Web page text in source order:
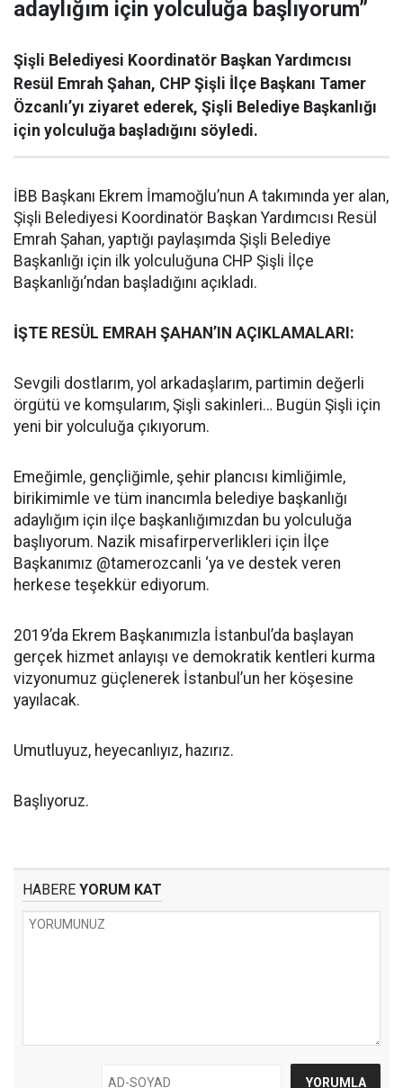
adaylığım için yolculuğa başlıyorum”
Şişli Belediyesi Koordinatör Başkan Yardımcısı
Resül Emrah Şahan, CHP Şişli İlçe Başkanı Tamer
Özcanlı’yı ziyaret ederek, Şişli Belediye Başkanlığı
için yolculuğa başladığını söyledi.
İBB Başkanı Ekrem İmamoğlu’nun A takımında yer alan,
Şişli Belediyesi Koordinatör Başkan Yardımcısı Resül
Emrah Şahan, yaptığı paylaşımda Şişli Belediye
Başkanlığı için ilk yolculuğuna CHP Şişli İlçe
Başkanlığı’ndan başladığını açıkladı.
İŞTE RESÜL EMRAH ŞAHAN’IN AÇIKLAMALARI:
Sevgili dostlarım, yol arkadaşlarım, partimin değerli
örgütü ve komşularım, Şişli sakinleri… Bugün Şişli için
yeni bir yolculuğa çıkıyorum.
Emeğimle, gençliğimle, şehir plancısı kimliğimle,
birikimimle ve tüm inancımla belediye başkanlığı
adaylığım için ilçe başkanlığımızdan bu yolculuğa
başlıyorum. Nazik misafirperverlikleri için İlçe
Başkanımız @tamerozcanli ‘ya ve destek veren
herkese teşekkür ediyorum.
2019’da Ekrem Başkanımızla İstanbul’da başlayan
gerçek hizmet anlayışı ve demokratik kentleri kurma
vizyonumuz güçlenerek İstanbul’un her köşesine
yayılacak.
Umutluyuz, heyecanlıyız, hazırız.
Başlıyoruz.
HABERE YORUM KAT